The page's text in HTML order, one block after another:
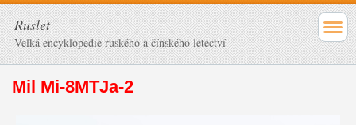
Ruslet
Velká encyklopedie ruského a čínského letectví
Mil Mi-8MTJa-2